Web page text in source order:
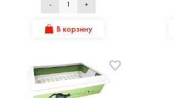
- +
В корзину